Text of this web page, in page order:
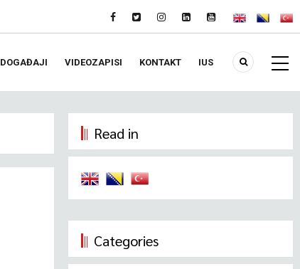
DOGAĐAJI VIDEOZAPISI KONTAKT IUS
Read in
Categories